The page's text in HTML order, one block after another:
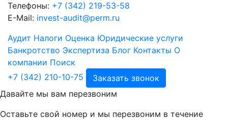
Телефоны: +7 (342) 219-53-58
E-Mail: invest-audit@perm.ru
Аудит Налоги Оценка Юридические услуги
Банкротство Экспертиза Блог Контакты О
компании Поиск
+7 (342) 210-10-75
Заказать звонок
Давайте мы вам перезвоним
Оставьте свой номер и мы перезвоним в течение